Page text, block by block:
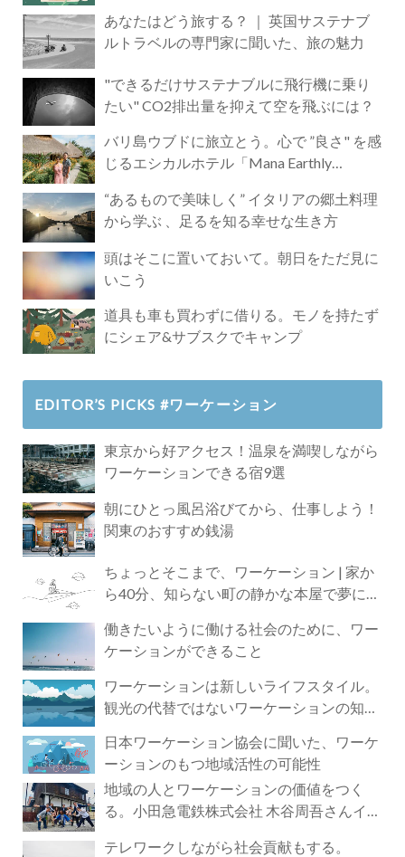
あなたはどう旅する？ ｜ 英国サステナブ
ルトラベルの専門家に聞いた、旅の魅力
"できるだけサステナブルに飛行機に乗り
たい" CO2排出量を抑えて空を飛ぶには？
バリ島ウブドに旅立とう。心で ”良さ" を感
じるエシカルホテル「Mana Earthly
“あるもので美味しく” イタリアの郷土料理
から学ぶ 、足るを知る幸せな生き方
頭はそこに置いておいて。朝日をただ見に
いこう
道具も車も買わずに借りる。モノを持たず
にシェア&サブスクでキャンプ
EDITOR’S PICKS #ワーケーション
東京から好アクセス！温泉を満喫しながら
ワーケーションできる宿9選
朝にひとっ風呂浴びてから、仕事しよう！
関東のおすすめ銭湯
ちょっとそこまで、ワーケーション | 家か
ら40分、知らない町の静かな本屋で夢に近
働きたいように働ける社会のために、ワー
ケーションができること
ワーケーションは新しいライフスタイル。
観光の代替ではないワーケーションの知ら
日本ワーケーション協会に聞いた、ワーケ
ーションのもつ地域活性の可能性
地域の人とワーケーションの価値をつく
る。小田急電鉄株式会社 木谷周吾さんイン
テレワークしながら社会貢献もする。